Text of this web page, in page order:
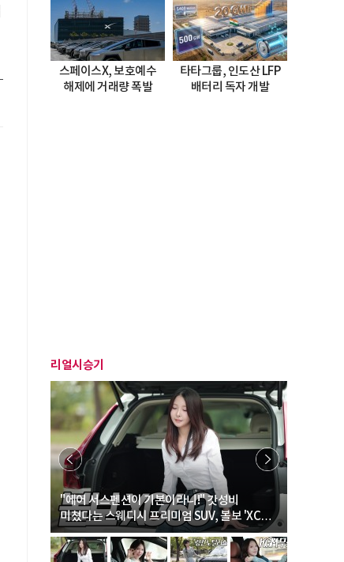
스페이스X, 보호예수
해제에 거래량 폭발
타타그룹, 인도산 LFP
배터리 독자 개발
리얼시승기
"에어 서스펜션이 기본이라니!" 갓성비
미쳤다는 스웨디시 프리미엄 SUV, 볼보 'XC60
B5 울트라'